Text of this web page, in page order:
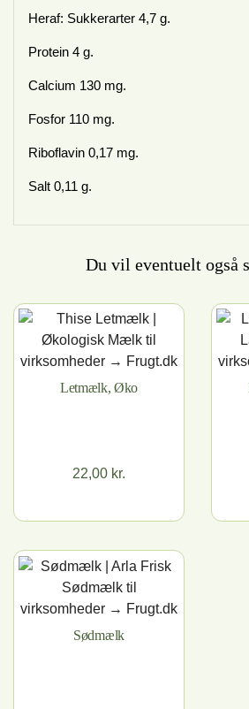
Heraf: Sukkerarter 4,7 g.
Protein 4 g.
Calcium 130 mg.
Fosfor 110 mg.
Riboflavin 0,17 mg.
Salt 0,11 g.
Du vil eventuelt også
Letmælk, Øko
22,00 kr.
Sødmælk